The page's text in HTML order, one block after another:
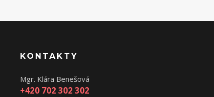
KONTAKTY
Mgr. Klára Benešová
+420 702 302 302